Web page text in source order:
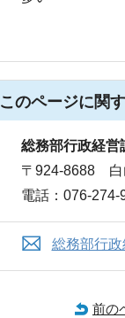
このページに関
総務部行政経営
〒924-8688 白
電話：076-
総務部行政
前の